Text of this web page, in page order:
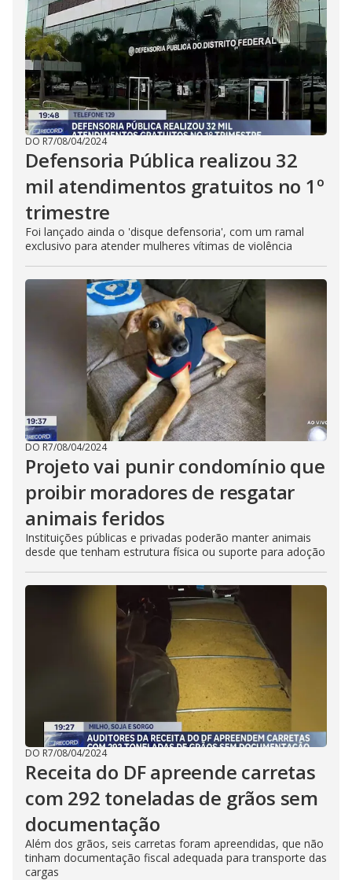
DO R7/08/04/2024
Defensoria Pública realizou 32
mil atendimentos gratuitos no 1º
trimestre
Foi lançado ainda o 'disque defensoria', com um ramal
exclusivo para atender mulheres vítimas de violência
DO R7/08/04/2024
Projeto vai punir condomínio que
proibir moradores de resgatar
animais feridos
Instituições públicas e privadas poderão manter animais
desde que tenham estrutura física ou suporte para adoção
DO R7/08/04/2024
Receita do DF apreende carretas
com 292 toneladas de grãos sem
documentação
Além dos grãos, seis carretas foram apreendidas, que não
tinham documentação fiscal adequada para transporte das
cargas